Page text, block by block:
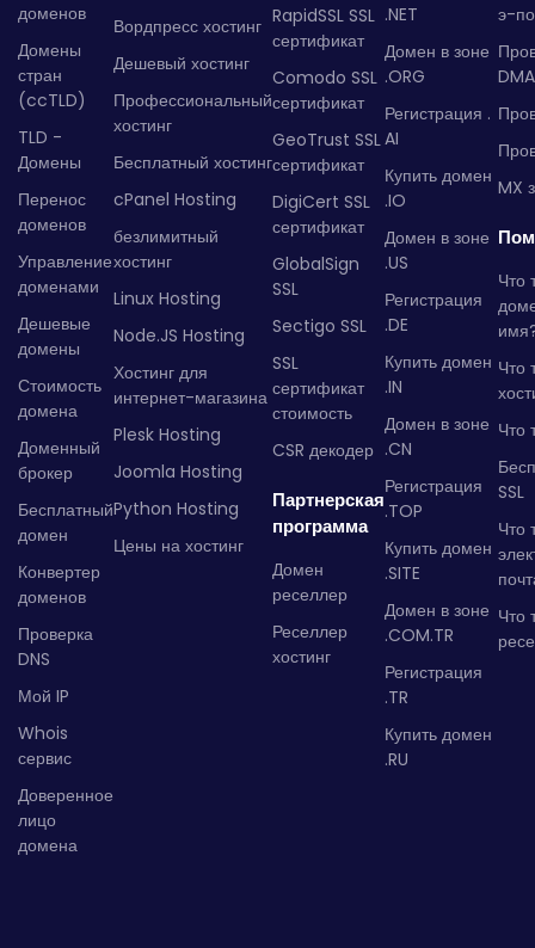
доменов
Домены
стран
(ccTLD)
TLD -
Домены
Перенос
доменов
Управление
доменами
Дешевые
домены
Стоимость
домена
Доменный
брокер
Бесплатный
домен
Конвертер
доменов
Проверка
DNS
Мой IP
Whois
сервис
Доверенное
лицо
домена
Вордпресс хостинг
Дешевый хостинг
Профессиональный
хостинг
Бесплатный хостинг
cPanel Hosting
безлимитный
хостинг
Linux Hosting
Node.JS Hosting
Хостинг для
интернет-магазина
Plesk Hosting
Joomla Hosting
Python Hosting
Цены на хостинг
RapidSSL SSL
сертификат
Comodo SSL
сертификат
GeoTrust SSL
сертификат
DigiCert SSL
сертификат
GlobalSign
SSL
Sectigo SSL
SSL
сертификат
стоимость
CSR декодер
Партнерская
программа
Домен
реселлер
Реселлер
хостинг
.NET
Домен в зоне
.ORG
Регистрация .
AI
Купить домен
.IO
Домен в зоне
.US
Регистрация
.DE
Купить домен
.IN
Домен в зоне
.CN
Регистрация
.TOP
Купить домен
.SITE
Домен в зоне
.COM.TR
Регистрация
.TR
Купить домен
.RU
э-
MX
Что
Что
Что
SSL
Что
Что